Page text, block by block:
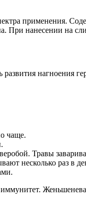
применения.
При нанесении на
развития
чаще.
Травы
несколько раз в